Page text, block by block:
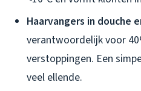
Haarvangers in douche
verantwoordelijk voor
verstoppingen. Een
veel ellende.